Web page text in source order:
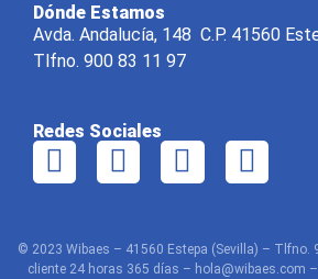
Dónde Estamos
Avda. Andalucía, 148 C.P. 41560
Tlfno. 900 83 11 97
Redes Sociales
© 2023 Wibaes – 41560 Estepa (Sevilla) – Tlfno.
cliente 24 horas 365 días – hola@wibaes.com